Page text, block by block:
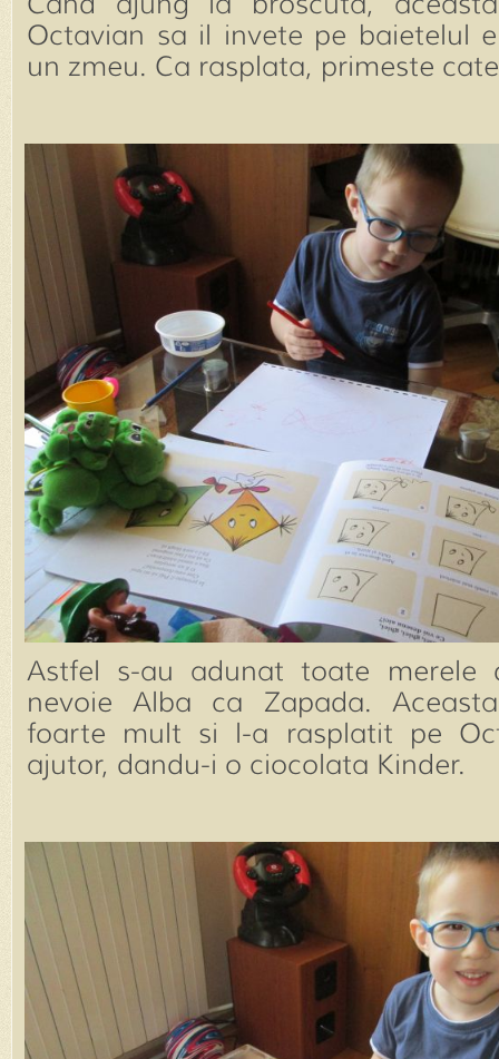
Octavian sa il invete pe baietelul
un zmeu. Ca rasplata, primeste
Astfel s-au adunat toate merele
nevoie Alba ca Zapada.
foarte mult si l-a rasplatit pe
ajutor, dandu-i o ciocolata Kinder.